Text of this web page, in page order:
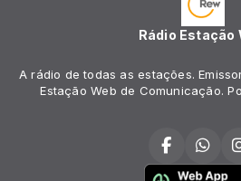
Rádio Estação
A rádio de todas as estações.
Estação Web de Comunicação.